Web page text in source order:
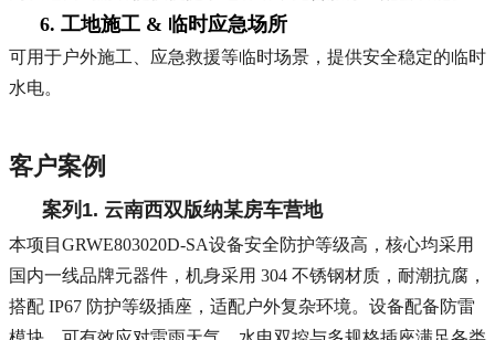
6. 工地施工 & 临时应急场所
可用于户外施工、应急救援等临时场景，提供安全稳定的临时
水电。
客户案例
案列 1. 云南西双版纳某房车营地
本项目GRWE803020D-SA设备安全防护等级高，核心均采用
国内一线品牌元器件，机身采用 304 不锈钢材质，耐潮抗腐，
搭配 IP67 防护等级插座，适配户外复杂环境。设备配备防雷